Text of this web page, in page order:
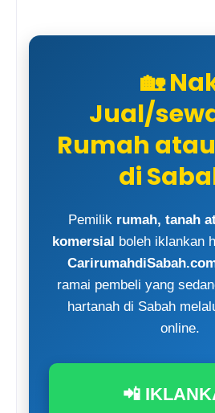
🏡
Jual/
Rumah
di
Pemilik rumah, tanah
komersial boleh iklankan
ramai pembeli yang
hartanah di Sabah
online.
📲